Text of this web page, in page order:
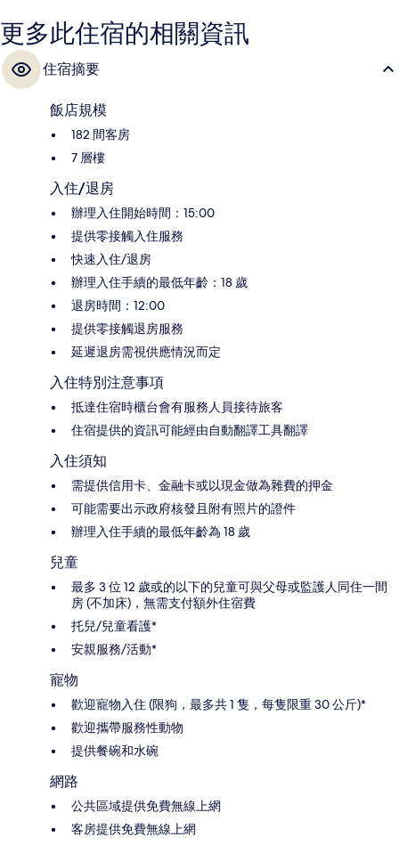
更多此住宿的相關資訊
住宿摘要
飯店規模
182 間客房
7 層樓
入住/退房
辦理入住開始時間：15:00
提供零接觸入住服務
快速入住/退房
辦理入住手續的最低年齡：18 歲
退房時間：12:00
提供零接觸退房服務
延遲退房需視供應情況而定
入住特別注意事項
抵達住宿時櫃台會有服務人員接待旅客
住宿提供的資訊可能經由自動翻譯工具翻譯
入住須知
需提供信用卡、金融卡或以現金做為雜費的押金
可能需要出示政府核發且附有照片的證件
辦理入住手續的最低年齡為 18 歲
兒童
最多 3 位 12 歲或的以下的兒童可與父母或監護人同住一間
房 (不加床)，無需支付額外住宿費
托兒/兒童看護*
安親服務/活動*
寵物
歡迎寵物入住 (限狗，最多共 1 隻，每隻限重 30 公斤)*
歡迎攜帶服務性動物
提供餐碗和水碗
網路
公共區域提供免費無線上網
客房提供免費無線上網